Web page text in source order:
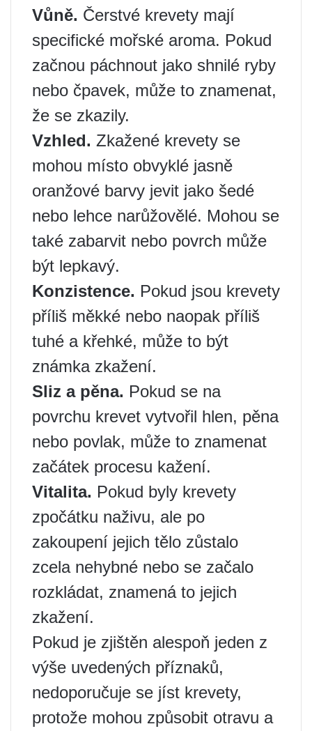
Vůně. Čerstvé krevety mají
specifické mořské aroma. Pokud
začnou páchnout jako shnilé ryby
nebo čpavek, může to znamenat,
že se zkazily.
Vzhled. Zkažené krevety se
mohou místo obvyklé jasně
oranžové barvy jevit jako šedé
nebo lehce narůžovělé. Mohou se
také zabarvit nebo povrch může
být lepkavý.
Konzistence. Pokud jsou krevety
příliš měkké nebo naopak příliš
tuhé a křehké, může to být
známka zkažení.
Sliz a pěna. Pokud se na
povrchu krevet vytvořil hlen, pěna
nebo povlak, může to znamenat
začátek procesu kažení.
Vitalita. Pokud byly krevety
zpočátku naživu, ale po
zakoupení jejich tělo zůstalo
zcela nehybné nebo se začalo
rozkládat, znamená to jejich
zkažení.
Pokud je zjištěn alespoň jeden z
výše uvedených příznaků,
nedoporučuje se jíst krevety,
protože mohou způsobit otravu a